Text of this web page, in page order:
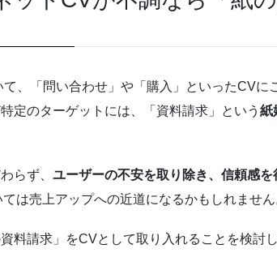
て、「問い合わせ」や「購入」といったCVに
定のターゲットには、「資料請求」という 紙
らず、 ユーザーの不安を取り除き、信頼感
は売上アップへの近道になるかもしれません
料請求」をCVとして取り入れることを検討